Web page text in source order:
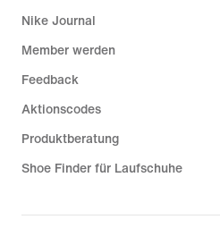
Nike Journal
Member werden
Feedback
Aktionscodes
Produktberatung
Shoe Finder für Laufschuhe